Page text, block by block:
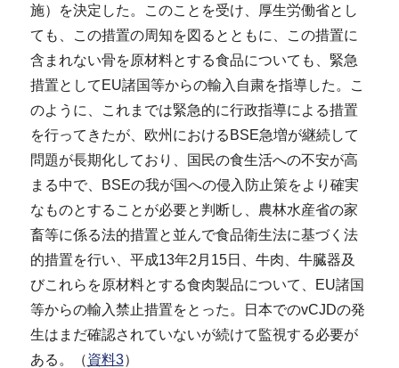
施）を決定した。このことを受け、厚生労働省とし
ても、この措置の周知を図るとともに、この措置に
含まれない骨を原材料とする食品についても、緊急
措置としてEU諸国等からの輸入自粛を指導した。こ
のように、これまでは緊急的に行政指導による措置
を行ってきたが、欧州におけるBSE急増が継続して
問題が長期化しており、国民の食生活への不安が高
まる中で、BSEの我が国への侵入防止策をより確実
なものとすることが必要と判断し、農林水産省の家
畜等に係る法的措置と並んで食品衛生法に基づく法
的措置を行い、平成13年2月15日、牛肉、牛臓器及
びこれらを原材料とする食肉製品について、EU諸国
等からの輸入禁止措置をとった。日本でのvCJDの発
生はまだ確認されていないが続けて監視する必要が
ある。（資料3）